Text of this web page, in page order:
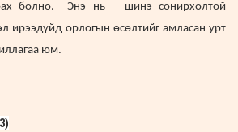
болно. Энэ нь шинэ сонирхолтой
ирээдүйд орлогын өсөлтийг амласан урт
юм.